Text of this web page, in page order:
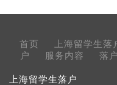
首页 上海留学生落
户
服务内容 落
上海留学生落户